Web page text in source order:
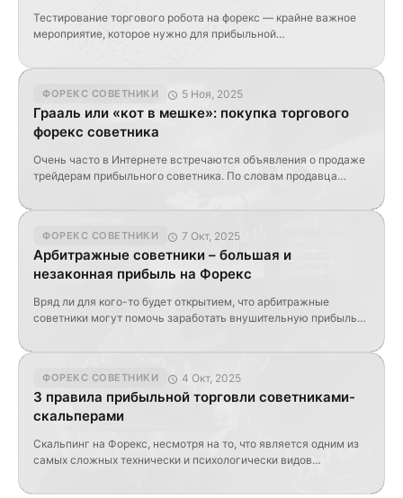
Тестирование торгового робота на форекс — крайне важное
мероприятие, которое нужно для прибыльной
варианты, более простые и оперативные. Нет надобности
ждать месяц или больше, тестируя надежность скаченного
советника, когда все можно сделать за […]
ФОРЕКС СОВЕТНИКИ 5 Ноя, 2025
Грааль или «кот в мешке»: покупка торгового
форекс советника
Очень часто в Интернете встречаются объявления о продаже
трейдерам прибыльного советника. По словам продавца
стоит ли доверять таким обещаниям и на что трейдеру
действительно стоит тратить свои деньги. Фантастическая
прибыль Часто такой […]
ФОРЕКС СОВЕТНИКИ 7 Окт, 2025
Арбитражные советники – большая и
незаконная прибыль на Форекс
Вряд ли для кого-то будет открытием, что арбитражные
советники могут помочь заработать внушительную прибыль
Форекс и почему он такой прибыльный Существуют несколько
видов арбитражных систем, однако в их основе лежит один
принцип […]
ФОРЕКС СОВЕТНИКИ 4 Окт, 2025
3 правила прибыльной торговли советниками-
скальперами
Скальпинг на Форекс, несмотря на то, что является одним из
самых сложных технически и психологически видов
Естественно, не обошли его стороной и создатели советников.